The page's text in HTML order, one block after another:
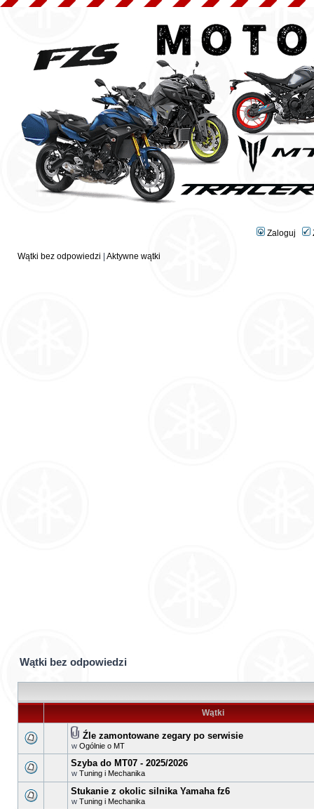
Zaloguj
Wątki bez odpowiedzi Aktywne wątki
Wątki bez odpowiedzi
Wątki
Źle zamontowane zegary po serwisie
w Ogólnie o MT
Szyba do MT07 - 2025/2026
w Tuning i Mechanika
Stukanie z okolic silnika Yamaha fz6
w Tuning i Mechanika